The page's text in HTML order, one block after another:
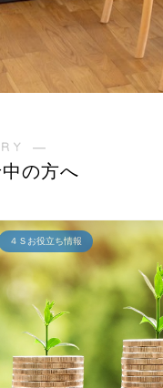
―
の方へ
４Ｓお役立ち情報